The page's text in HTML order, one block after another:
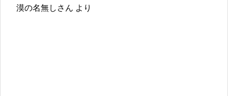
漠の名無しさん より